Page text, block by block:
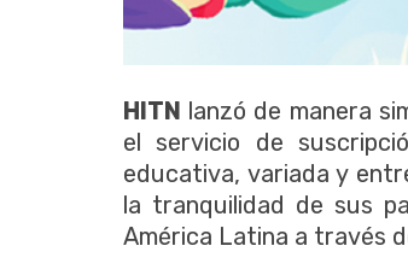
HITN lanzó de manera
el servicio de
educativa, variada y
la tranquilidad de sus
América Latina a través